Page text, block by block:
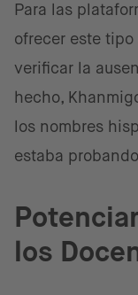
Para las
ofrecer este tipo
verificar la
hecho,
los nombres
estaba
los